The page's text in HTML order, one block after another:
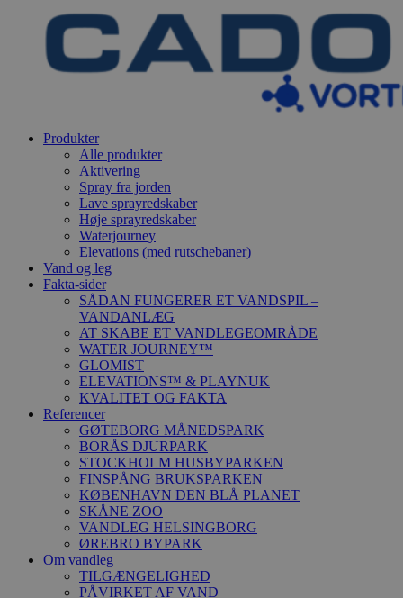
Produkter
Alle produkter
Aktivering
Spray fra jorden
Lave sprayredskaber
Høje sprayredskaber
Waterjourney
Elevations (med rutschebaner)
Vand og leg
Fakta-sider
SÅDAN FUNGERER ET VANDSPIL –
VANDANLÆG
AT SKABE ET VANDLEGEOMRÅDE
WATER JOURNEY™
GLOMIST
ELEVATIONS™ & PLAYNUK
KVALITET OG FAKTA
Referencer
GØTEBORG MÅNEDSPARK
BORÅS DJURPARK
STOCKHOLM HUSBYPARKEN
FINSPÅNG BRUKSPARKEN
KØBENHAVN DEN BLÅ PLANET
SKÅNE ZOO
VANDLEG HELSINGBORG
ØREBRO BYPARK
Om vandleg
TILGÆNGELIGHED
PÅVIRKET AF VAND